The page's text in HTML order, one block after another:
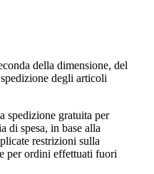
della dimensione, del
degli articoli
spedizione gratuita per
di spesa, in base alla
restrizioni sulla
per ordini effettuati fuori